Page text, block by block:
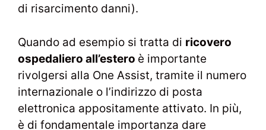
di risarcimento danni).
Quando ad esempio si tratta di ricovero
ospedaliero all’estero è importante
rivolgersi alla One Assist, tramite il numero
internazionale o l’indirizzo di posta
elettronica appositamente attivato. In più,
è di fondamentale importanza dare